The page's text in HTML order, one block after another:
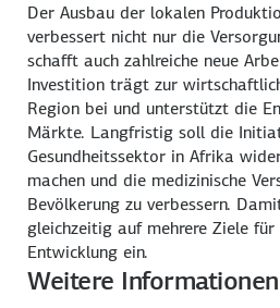
Der Ausbau der lokalen
verbessert nicht nur die
schafft auch zahlreiche neue
Investition trägt zur
Region bei und unterstützt die
Märkte. Langfristig soll die
Gesundheitssektor in Afrika
machen und die medizinische
Bevölkerung zu verbessern.
gleichzeitig auf mehrere Ziele
Entwicklung ein.
Weitere Informationen